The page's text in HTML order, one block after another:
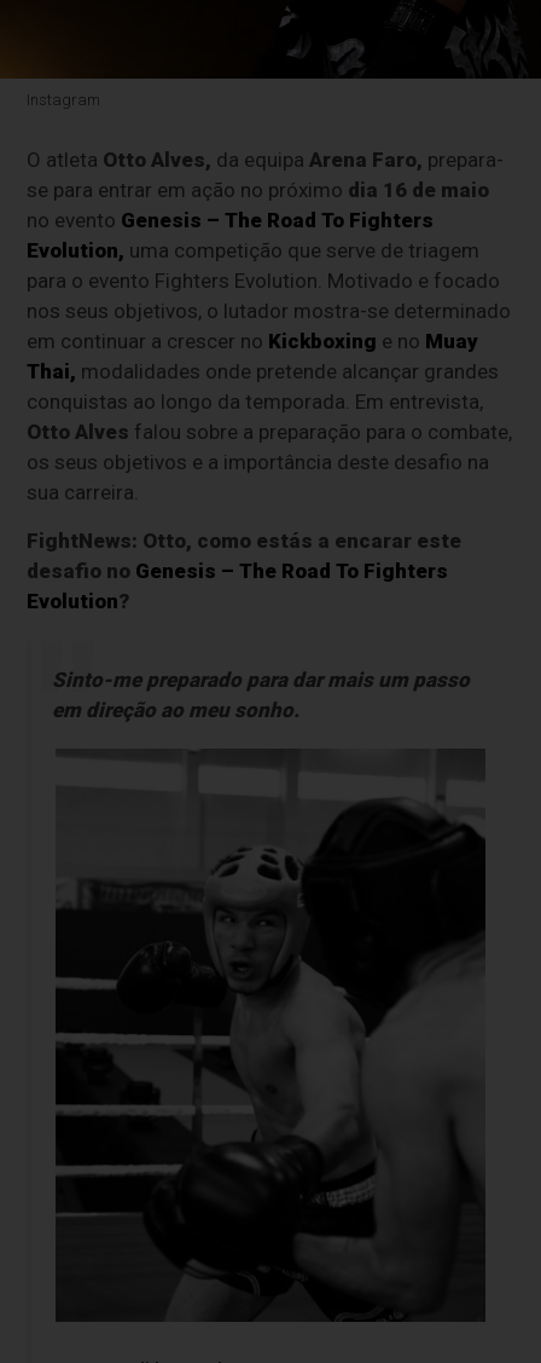
Instagram
O atleta Otto Alves, da equipaArena Faro, prepara-
se para entrar em ação no próximo dia 16 de maio
no evento Genesis – The Road To Fighters
Evolution, uma competição que serve de triagem
para o evento Fighters Evolution. Motivado e focado
nos seus objetivos, o lutador mostra-se determinado
em continuar a crescer no Kickboxing e no Muay
Thai, modalidades onde pretende alcançar grandes
conquistas ao longo da temporada. Em entrevista,
Otto Alves falou sobre a preparação para o combate,
os seus objetivos e a importância deste desafio na
sua carreira.
FightNews: Otto, como estás a encarar este
desafio no Genesis – The Road To Fighters
Evolution?
Sinto-me preparado para dar mais um passo
em direção ao meu sonho.